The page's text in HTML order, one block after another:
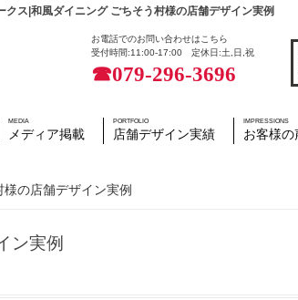
ス|和風ダイニング ごちそう村様の店舗デザイン実例
お電話でのお問い合わせはこちら
受付時間:11:00-17:00 定休日:土,日,祝
☎079-296-3696
MEDIA
メディア掲載
PORTFOLIO
店舗デザイン実績
IMPRESSIONS
お客様の
の店舗デザイン実例
ン実例